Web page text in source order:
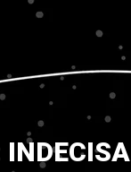
INDECISA